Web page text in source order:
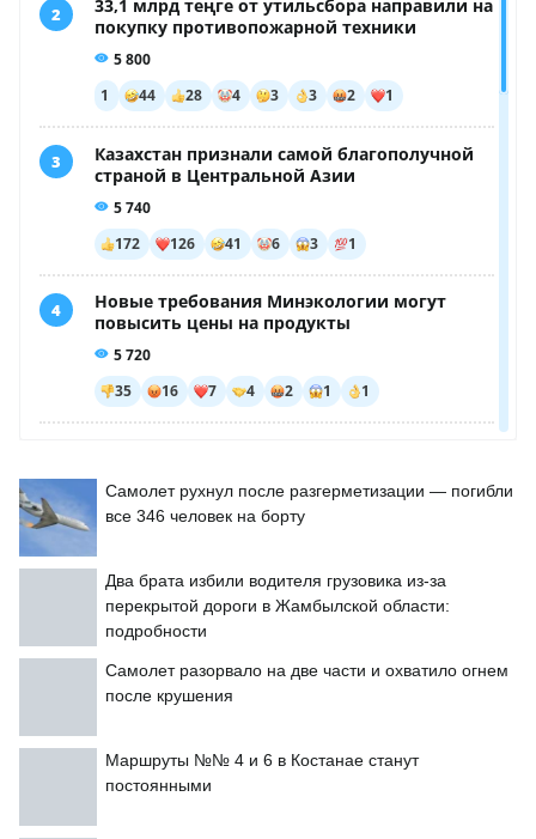
Самолет рухнул после разгерметизации — погибли
все 346 человек на борту
Два брата избили водителя грузовика из-за
перекрытой дороги в Жамбылской области:
подробности
Самолет разорвало на две части и охватило огнем
после крушения
Маршруты №№ 4 и 6 в Костанае станут
постоянными